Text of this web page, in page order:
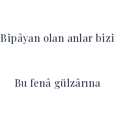
Bipâyan olan anlar bizi
Bu fenâ gülzârına